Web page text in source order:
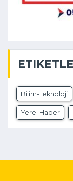
Bilim-Teknoloji
Yerel Haber